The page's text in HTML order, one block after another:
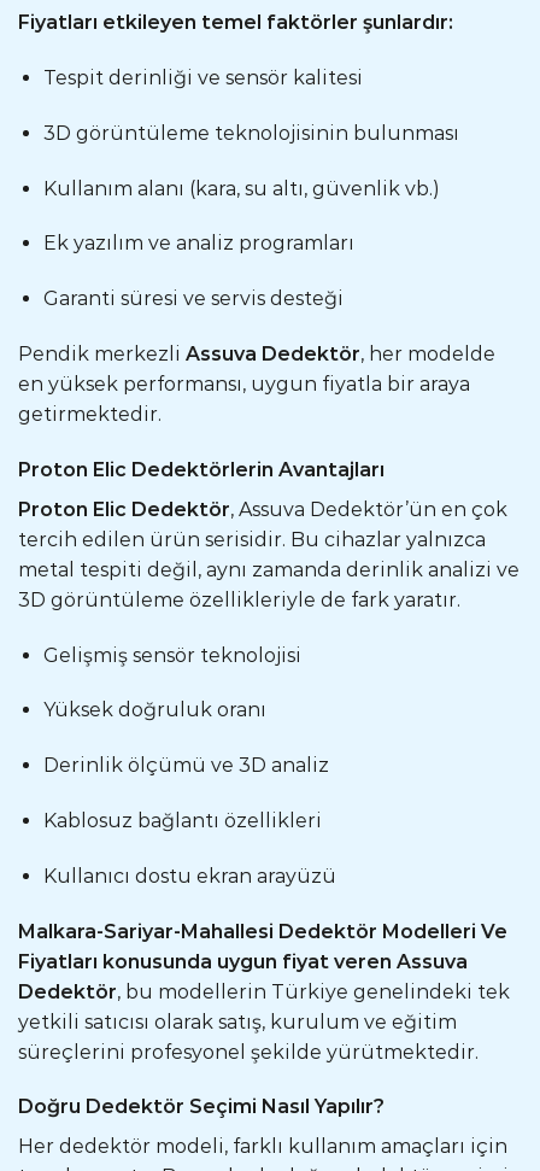
Fiyatları etkileyen temel faktörler şunlardır:
Tespit derinliği ve sensör kalitesi
3D görüntüleme teknolojisinin bulunması
Kullanım alanı (kara, su altı, güvenlik vb.)
Ek yazılım ve analiz programları
Garanti süresi ve servis desteği
Pendik merkezli Assuva Dedektör, her modelde
en yüksek performansı, uygun fiyatla bir araya
getirmektedir.
Proton Elic Dedektörlerin Avantajları
Proton Elic Dedektör, Assuva Dedektör’ün en çok
tercih edilen ürün serisidir. Bu cihazlar yalnızca
metal tespiti değil, aynı zamanda derinlik analizi ve
3D görüntüleme özellikleriyle de fark yaratır.
Gelişmiş sensör teknolojisi
Yüksek doğruluk oranı
Derinlik ölçümü ve 3D analiz
Kablosuz bağlantı özellikleri
Kullanıcı dostu ekran arayüzü
Malkara-Sariyar-Mahallesi Dedektör Modelleri Ve
Fiyatları konusunda uygun fiyat veren Assuva
Dedektör, bu modellerin Türkiye genelindeki tek
yetkili satıcısı olarak satış, kurulum ve eğitim
süreçlerini profesyonel şekilde yürütmektedir.
Doğru Dedektör Seçimi Nasıl Yapılır?
Her dedektör modeli, farklı kullanım amaçları için